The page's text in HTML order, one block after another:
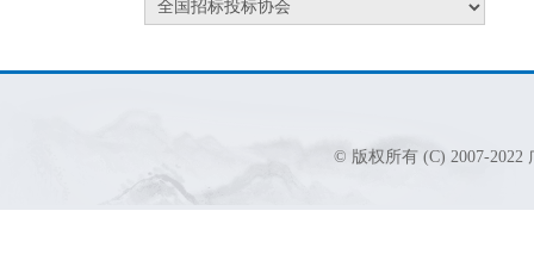
© 版权所有 (C) 2007-2022